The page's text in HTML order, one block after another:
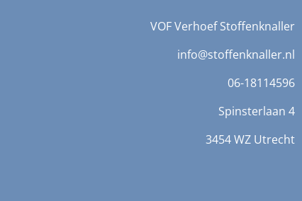
VOF Verhoef Stoffenknaller
info@stoffenknaller.nl
06-18114596
Spinsterlaan 4
3454 WZ Utrecht